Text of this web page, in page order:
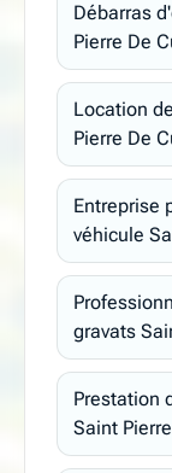
Débarras
Pierre De
Location
Pierre De
Entreprise
véhicule
gravats
Prestation
Saint